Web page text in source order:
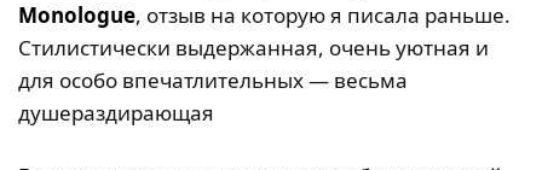
Monologue, отзыв на которую я писала раньше.
Стилистически выдержанная, очень уютная и
для особо впечатлительных — весьма
душераздирающая